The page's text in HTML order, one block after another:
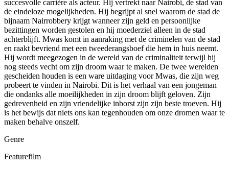
succesvolle carrière als acteur. Hij vertrekt naar Nairobi, de stad van
de eindeloze mogelijkheden. Hij begrijpt al snel waarom de stad de
bijnaam Nairrobbery krijgt wanneer zijn geld en persoonlijke
bezittingen worden gestolen en hij moederziel alleen in de stad
achterblijft. Mwas komt in aanraking met de criminelen van de stad
en raakt bevriend met een tweederangsboef die hem in huis neemt.
Hij wordt meegezogen in de wereld van de criminaliteit terwijl hij
nog steeds vecht om zijn droom waar te maken. De twee werelden
gescheiden houden is een ware uitdaging voor Mwas, die zijn weg
probeert te vinden in Nairobi. Dit is het verhaal van een jongeman
die ondanks alle moeilijkheden in zijn droom blijft geloven. Zijn
gedrevenheid en zijn vriendelijke inborst zijn zijn beste troeven. Hij
is het bewijs dat niets ons kan tegenhouden om onze dromen waar te
maken behalve onszelf.
Genre
Featurefilm